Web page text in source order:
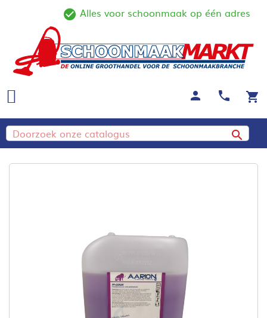
check_circle_outline
Alles voor schoonmaak op één adres
shopping_cart
call
person
